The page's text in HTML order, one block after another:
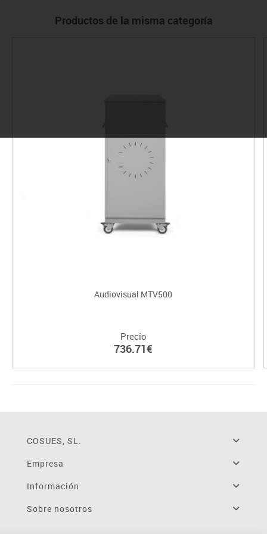
Productos de la misma categoría
Audiovisual MTV500
Precio
736.71€
COSUES, SL.
Empresa
Información
Sobre nosotros